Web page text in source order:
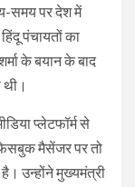
समय पर देश में
पंचायतों का
के बयान के बाद
थी।
प्लेटफॉर्म से
फेसबुक मैसेंजर पर तो
उन्होंने मुख्यमंत्री